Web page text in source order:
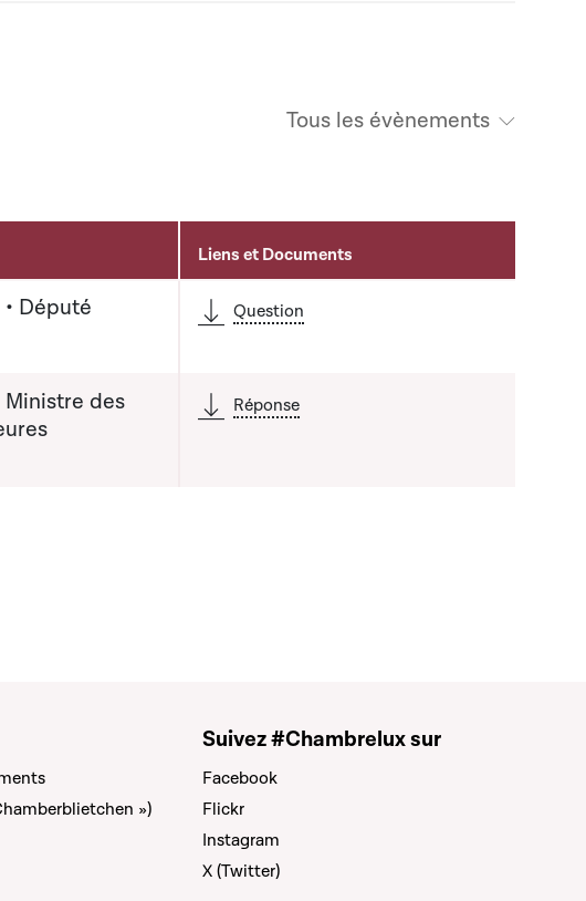
Tous les évènements
Liens et Documents
Député Question
Ministre des
Réponse
»)
Suivez #Chambrelux sur
Facebook
Flickr
Instagram
X (Twitter)